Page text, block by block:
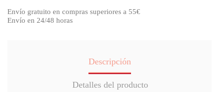
Envío gratuito en compras superiores a 55€
Envío en 24/48 horas
Descripción
Detalles del producto